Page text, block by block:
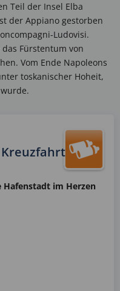
Teil der Insel Elba
der Appiano gestorben
Ludovisi.
Fürstentum von
Vom Ende Napoleons
toskanischer Hoheit,
im Herzen